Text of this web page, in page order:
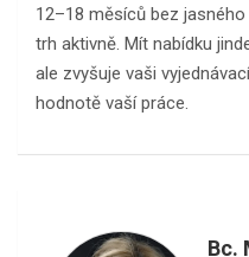
12–18 měsíců bez
trh aktivně. Mít nabídku
ale zvyšuje vaši
hodnotě vaší práce.
Bc.